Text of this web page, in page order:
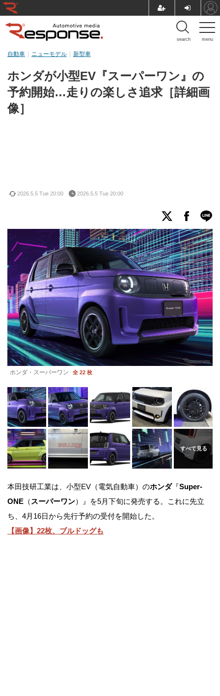
menu
search
ホンダが小型EV『スーパーワン』の
予約開始…走りの楽しさ追求［詳細画
像］
自動車 ニューモデル 新型車
2026.5.5 Tue 20:00 2026.5.5 Tue 20:00
ホンダ・スーパーワン 全 22 枚
本田技研工業は、小型EV（電気自動車）のホンダ『Super-
ONE （ スーパーワン）』を5月下旬に発売する。これに先立
ち、4月16日から先行予約の受付を開始した。
【画像】22枚、ブルドッグも